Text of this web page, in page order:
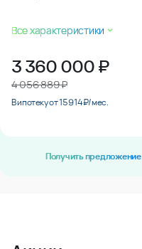
Все характеристики
3 360 000₽
4 056 889 ₽
В ипотеку от 15 914 ₽/мес.
Получить предложение